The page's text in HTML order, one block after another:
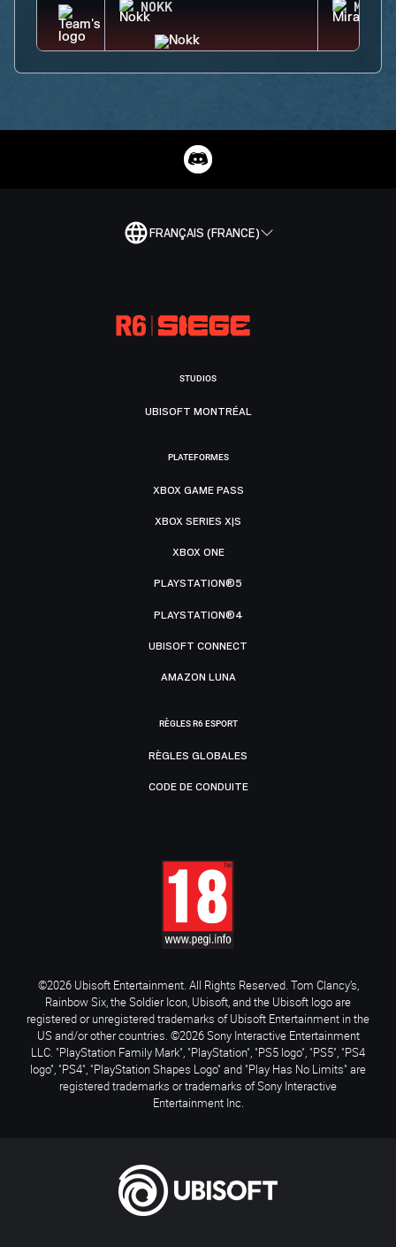
NOKK MIRA
FRANÇAIS (FRANCE)
STUDIOS
UBISOFT MONTRÉAL
PLATEFORMES
XBOX GAME PASS
XBOX SERIES X|S
XBOX ONE
PLAYSTATION®5
PLAYSTATION®4
UBISOFT CONNECT
AMAZON LUNA
RÈGLES R6 ESPORT
RÈGLES GLOBALES
CODE DE CONDUITE
©2026 Ubisoft Entertainment. All Rights Reserved. Tom Clancy’s,
Rainbow Six, the Soldier Icon, Ubisoft, and the Ubisoft logo are
registered or unregistered trademarks of Ubisoft Entertainment in the
US and/or other countries. ©2026 Sony Interactive Entertainment
LLC. "PlayStation Family Mark", "PlayStation", "PS5 logo", "PS5", "PS4
logo", "PS4", "PlayStation Shapes Logo" and "Play Has No Limits" are
registered trademarks or trademarks of Sony Interactive
Entertainment Inc.